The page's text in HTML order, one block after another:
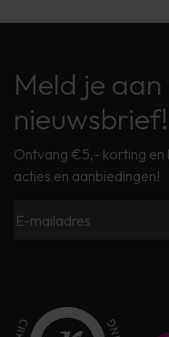
Meld je
nieuwsbrief!
Ontvang €5,- korting en
acties en aanbiedingen!